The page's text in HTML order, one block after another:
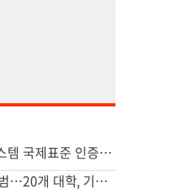
한국벤처투자, 기록경영시스템 국제표준 인증…중기부 공공기관 첫 성과
G-LAMP 사업단 협의회 출범…20개 대학, 기초과학 연구 힘 모은다